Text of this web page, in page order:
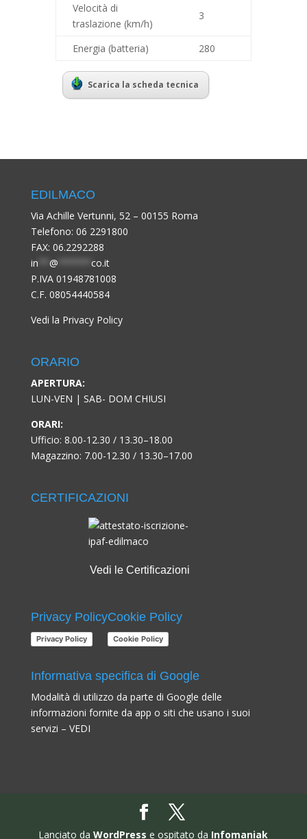
Velocità di
traslazione (km/h)
3
Energia (batteria) 280
Scarica la scheda tecnica
EDILMACO
Via Achille Vertunni, 52 – 00155 Roma
Telefono: 06 2291800
FAX: 06.2292288
in
@
co.it
P.IVA 01948781008
C.F. 08054440584
Vedi la Privacy Policy
ORARIO
APERTURA:
LUN-VEN | SAB- DOM CHIUSI
ORARI:
Ufficio: 8.00-12.30 / 13.30–18.00
Magazzino: 7.00-12.30 / 13.30–17.00
CERTIFICAZIONI
Vedi le Certificazioni
Privacy Policy
Privacy Policy
Cookie Policy
Cookie Policy
Informativa specifica di Google
Modalità di utilizzo da parte di Google delle
informazioni fornite da app o siti che usano i suoi
servizi – VEDI
Lanciato daWordPress e ospitato da Infomaniak